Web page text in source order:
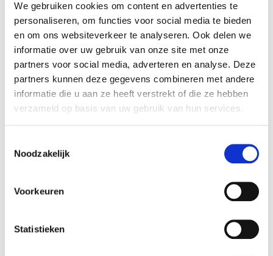
We gebruiken cookies om content en advertenties te
personaliseren, om functies voor social media te bieden
en om ons websiteverkeer te analyseren. Ook delen we
informatie over uw gebruik van onze site met onze
partners voor social media, adverteren en analyse. Deze
partners kunnen deze gegevens combineren met andere
informatie die u aan ze heeft verstrekt of die ze hebben
verzameld op basis van uw gebruik van hun services.
Noodzakelijk
Voorkeuren
Statistieken
18 december 2023
“Vlot verlopen volgens planning
en budget” - Lus blikt tevreden
terug op bouwproces
Ze bieden een statige aanblik, de twee gekoppelde
Vanelven zich bijstaan door LivingHome. En daar heeft ze